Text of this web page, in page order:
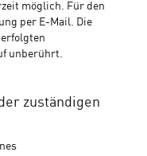
möglich. Für den
per E-Mail. Die
unberührt.
zuständigen